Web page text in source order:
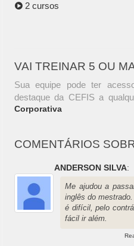
2 cursos
VAI TREINAR 5 OU
Sua equipe pode ter
destaque da CEFIS a
Corporativa
COMENTÁRIOS
ANDERSON SILVA:
Me ajudou a
inglês do
é difícil, pelo
fácil ir além.